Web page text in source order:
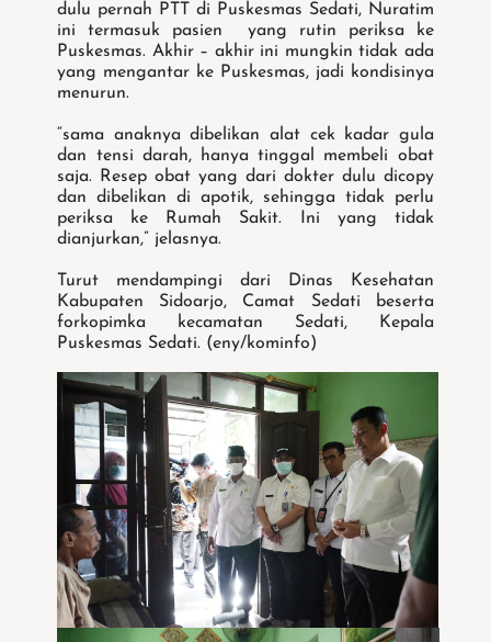
dulu pernah PTT di Puskesmas Sedati, Nuratim
ini termasuk pasien yang rutin periksa ke
Puskesmas. Akhir – akhir ini mungkin tidak ada
yang mengantar ke Puskesmas, jadi kondisinya
menurun.
“sama anaknya dibelikan alat cek kadar gula
dan tensi darah, hanya tinggal membeli obat
saja. Resep obat yang dari dokter dulu dicopy
dan dibelikan di apotik, sehingga tidak perlu
periksa ke Rumah Sakit. Ini yang tidak
dianjurkan,” jelasnya.
Turut mendampingi dari Dinas Kesehatan
Kabupaten Sidoarjo, Camat Sedati beserta
forkopimka kecamatan Sedati, Kepala
Puskesmas Sedati. (eny/kominfo)